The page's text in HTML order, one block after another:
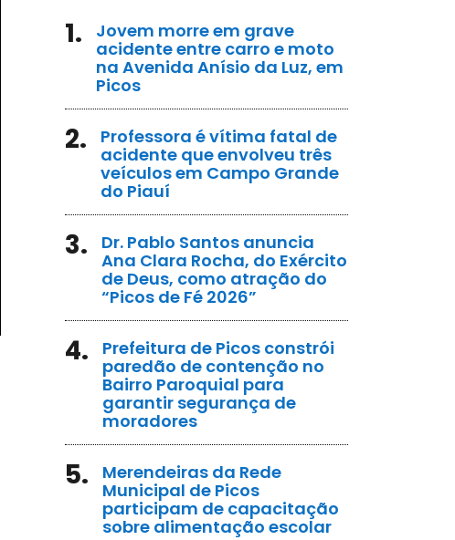
1.
Jovem morre em grave
acidente entre carro e moto
na Avenida Anísio da Luz, em
Picos
2.
Professora é vítima fatal de
acidente que envolveu três
veículos em Campo Grande
do Piauí
3.
Dr. Pablo Santos anuncia
Ana Clara Rocha, do Exército
de Deus, como atração do
“Picos de Fé 2026”
4.
Prefeitura de Picos constrói
paredão de contenção no
Bairro Paroquial para
garantir segurança de
moradores
5.
Merendeiras da Rede
Municipal de Picos
participam de capacitação
sobre alimentação escolar